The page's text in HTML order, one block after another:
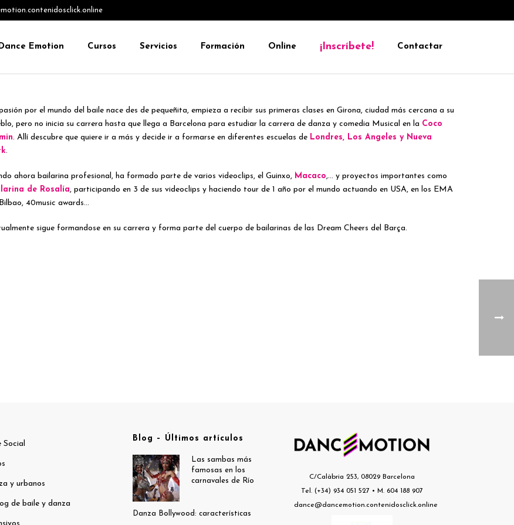
Emotion Cursos Servicios Formación Online ¡Inscríbete! Contactar
por el mundo del baile nace des de pequeñita, empieza a recibir sus primeras clases en Girona, ciudad más cercana a su
pero no inicia su carrera hasta que llega a Barcelona para estudiar la carrera de danza y comedia Musical en la Coco
. Allí descubre que quiere ir a más y decide ir a formarse en diferentes escuelas de Londres, Los Angeles y Nueva
.
ahora bailarina profesional, ha formado parte de varios videoclips, el Guinxo, Macaco,… y proyectos importantes como
de Rosalía, participando en 3 de sus videoclips y haciendo tour de 1 año por el mundo actuando en USA, en los EMA
40music awards…
sigue formandose en su carrera y forma parte del cuerpo de bailarinas de las Dream Cheers del Barça.
Social
y urbanos
de baile y danza
Blog – Últimos artículos
Las sambas más
famosas en los
carnavales de Río
Danza Bollywood: características
C/Calàbria 253, 08029 Barcelona
Tel. (+34) 934 051 527 • M. 604 188 907
dance@dancemotion.contenidosclick.online